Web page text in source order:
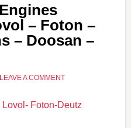
– Foton –
– Doosan –
LEAVE A COMMENT